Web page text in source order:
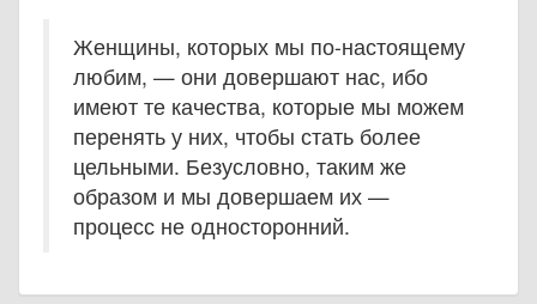
Женщины, которых мы по-настоящему
любим, — они довершают нас, ибо
имеют те качества, которые мы можем
перенять у них, чтобы стать более
цельными. Безусловно, таким же
образом и мы довершаем их —
процесс не односторонний.